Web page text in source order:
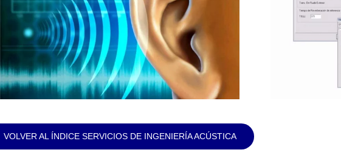
VOLVER AL ÍNDICE SERVICIOS DE INGENIERÍA ACÚSTICA